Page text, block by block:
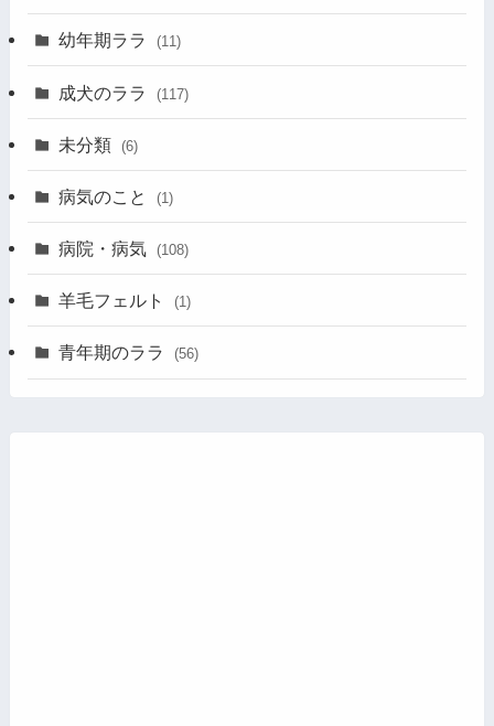
幼年期ララ (11)
成犬のララ (117)
未分類 (6)
病気のこと (1)
病院・病気 (108)
羊毛フェルト (1)
青年期のララ (56)